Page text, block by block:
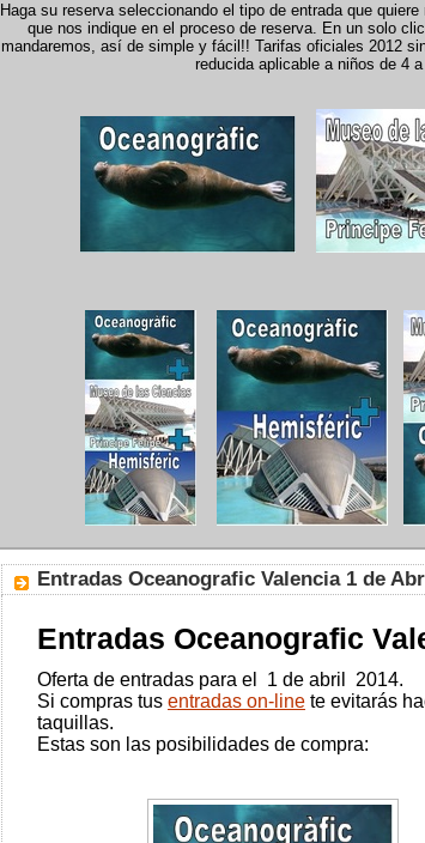
Haga su reserva seleccionando el tipo de entrada que
que nos indique en el proceso de reserva. En un solo
mandaremos, así de simple y fácil!! Tarifas oficiales 2012
reducida aplicable a niños de 4
Entradas Oceanografic Valencia 1 de
Entradas Oceanografic
Oferta de entradas para el 1 de abril 2014.
Si compras tus entradas on-line te evitarás
taquillas.
Estas son las posibilidades de compra: